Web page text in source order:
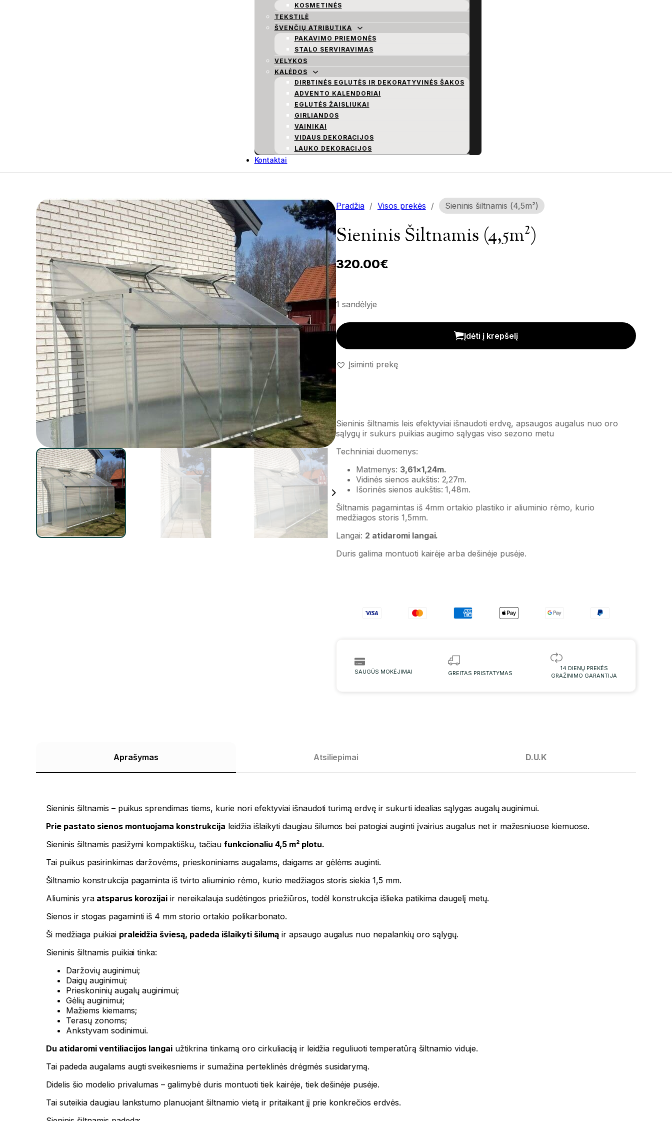
KOSMETINĖS
TEKSTILĖ
ŠVENČIŲ ATRIBUTIKA
PAKAVIMO PRIEMONĖS
STALO SERVIRAVIMAS
VELYKOS
KALĖDOS
DIRBTINĖS EGLUTĖS IR DEKORATYVINĖS ŠAKOS
ADVENTO KALENDORIAI
EGLUTĖS ŽAISLIUKAI
GIRLIANDOS
VAINIKAI
VIDAUS DEKORACIJOS
LAUKO DEKORACIJOS
Kontaktai
Pradžia / Visos prekės / Sieninis šiltnamis (4,5m²)
Sieninis Šiltnamis (4,5m²)
320.00€
1 sandėlyje
Sieninis šiltnamis (4,5m²) kiekis
Įdėti į krepšelį
Įsiminti prekę
Sieninis šiltnamis leis efektyviai išnaudoti erdvę, apsaugos augalus nuo oro
sąlygų ir sukurs puikias augimo sąlygas viso sezono metu
Techniniai duomenys:
Matmenys: 3,61×1,24m.
Vidinės sienos aukštis: 2,27m.
Išorinės sienos aukštis: 1,48m.
Šiltnamis pagamintas iš 4mm ortakio plastiko ir aliuminio rėmo, kurio
medžiagos storis 1,5mm.
Langai: 2 atidaromi langai.
Duris galima montuoti kairėje arba dešinėje pusėje.
SAUGŪS MOKĖJIMAI GREITAS PRISTATYMAS
14 DIENŲ PREKĖS
GRAŽINIMO GARANTIJA
Aprašymas Atsiliepimai D.U.K
Sieninis šiltnamis – puikus sprendimas tiems, kurie nori efektyviai išnaudoti turimą erdvę ir sukurti idealias sąlygas augalų auginimui.
Prie pastato sienos montuojama konstrukcija leidžia išlaikyti daugiau šilumos bei patogiai auginti įvairius augalus net ir mažesniuose kiemuose.
Sieninis šiltnamis pasižymi kompaktišku, tačiaufunkcionaliu 4,5 m² plotu.
Tai puikus pasirinkimas daržovėms, prieskoniniams augalams, daigams ar gėlėms auginti.
Šiltnamio konstrukcija pagaminta iš tvirto aliuminio rėmo, kurio medžiagos storis siekia 1,5 mm.
Aliuminis yraatsparus korozijai ir nereikalauja sudėtingos priežiūros, todėl konstrukcija išlieka patikima daugelį metų.
Sienos ir stogas pagaminti iš 4 mm storio ortakio polikarbonato.
Ši medžiaga puikiai praleidžia šviesą, padeda išlaikyti šilumąir apsaugo augalus nuo nepalankių oro sąlygų.
Sieninis šiltnamis puikiai tinka:
Daržovių auginimui;
Daigų auginimui;
Prieskoninių augalų auginimui;
Gėlių auginimui;
Mažiems kiemams;
Terasų zonoms;
Ankstyvam sodinimui.
Du atidaromi ventiliacijos langai užtikrina tinkamą oro cirkuliaciją ir leidžia reguliuoti temperatūrą šiltnamio viduje.
Tai padeda augalams augti sveikesniems ir sumažina perteklinės drėgmės susidarymą.
Didelis šio modelio privalumas – galimybė duris montuoti tiek kairėje, tiek dešinėje pusėje.
Tai suteikia daugiau lankstumo planuojant šiltnamio vietą ir pritaikant jį prie konkrečios erdvės.